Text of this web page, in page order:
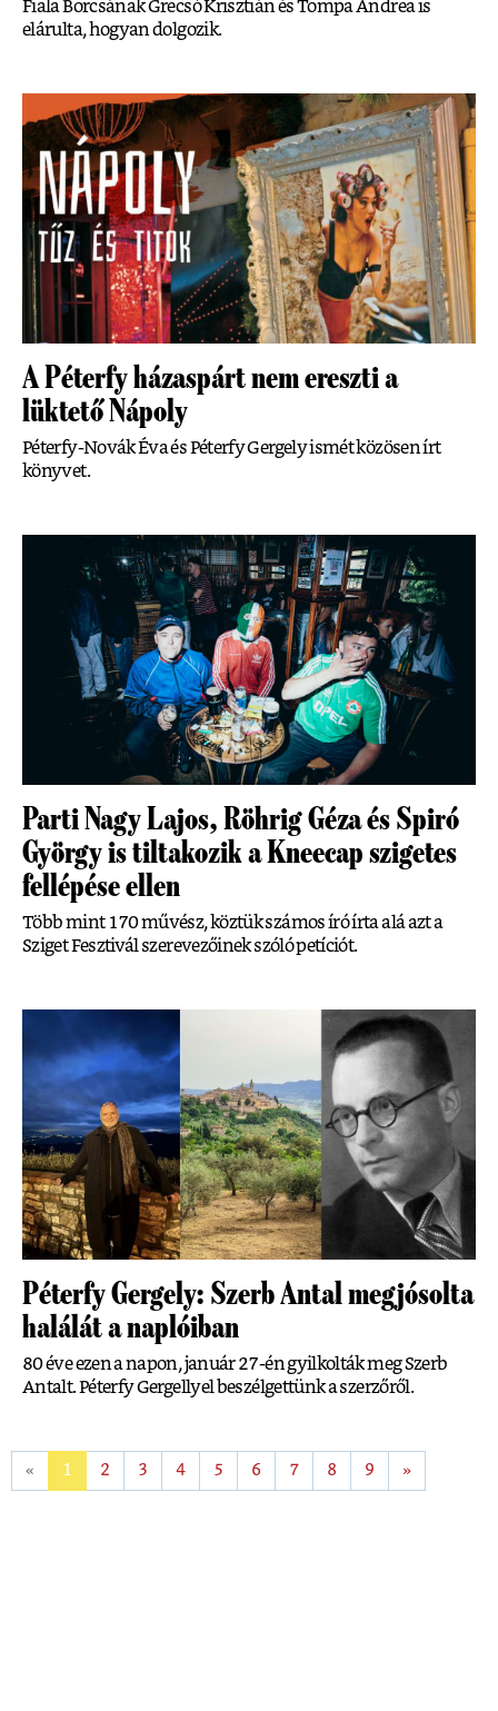
Fiala Borcsának Grecsó Krisztián és Tompa Andrea is
elárulta, hogyan dolgozik.
A Péterfy házaspárt nem ereszti a
lüktető Nápoly
Péterfy-Novák Éva és Péterfy Gergely ismét közösen írt
könyvet.
Parti Nagy Lajos, Röhrig Géza és Spiró
György is tiltakozik a Kneecap szigetes
fellépése ellen
Több mint 170 művész, köztük számos író írta alá azt a
Sziget Fesztivál szerevezőinek szóló petíciót.
Péterfy Gergely: Szerb Antal megjósolta
halálát a naplóiban
80 éve ezen a napon, január 27-én gyilkolták meg Szerb
Antalt. Péterfy Gergellyel beszélgettünk a szerzőről.
« 1 2 3 4 5 6 7 8 9 »